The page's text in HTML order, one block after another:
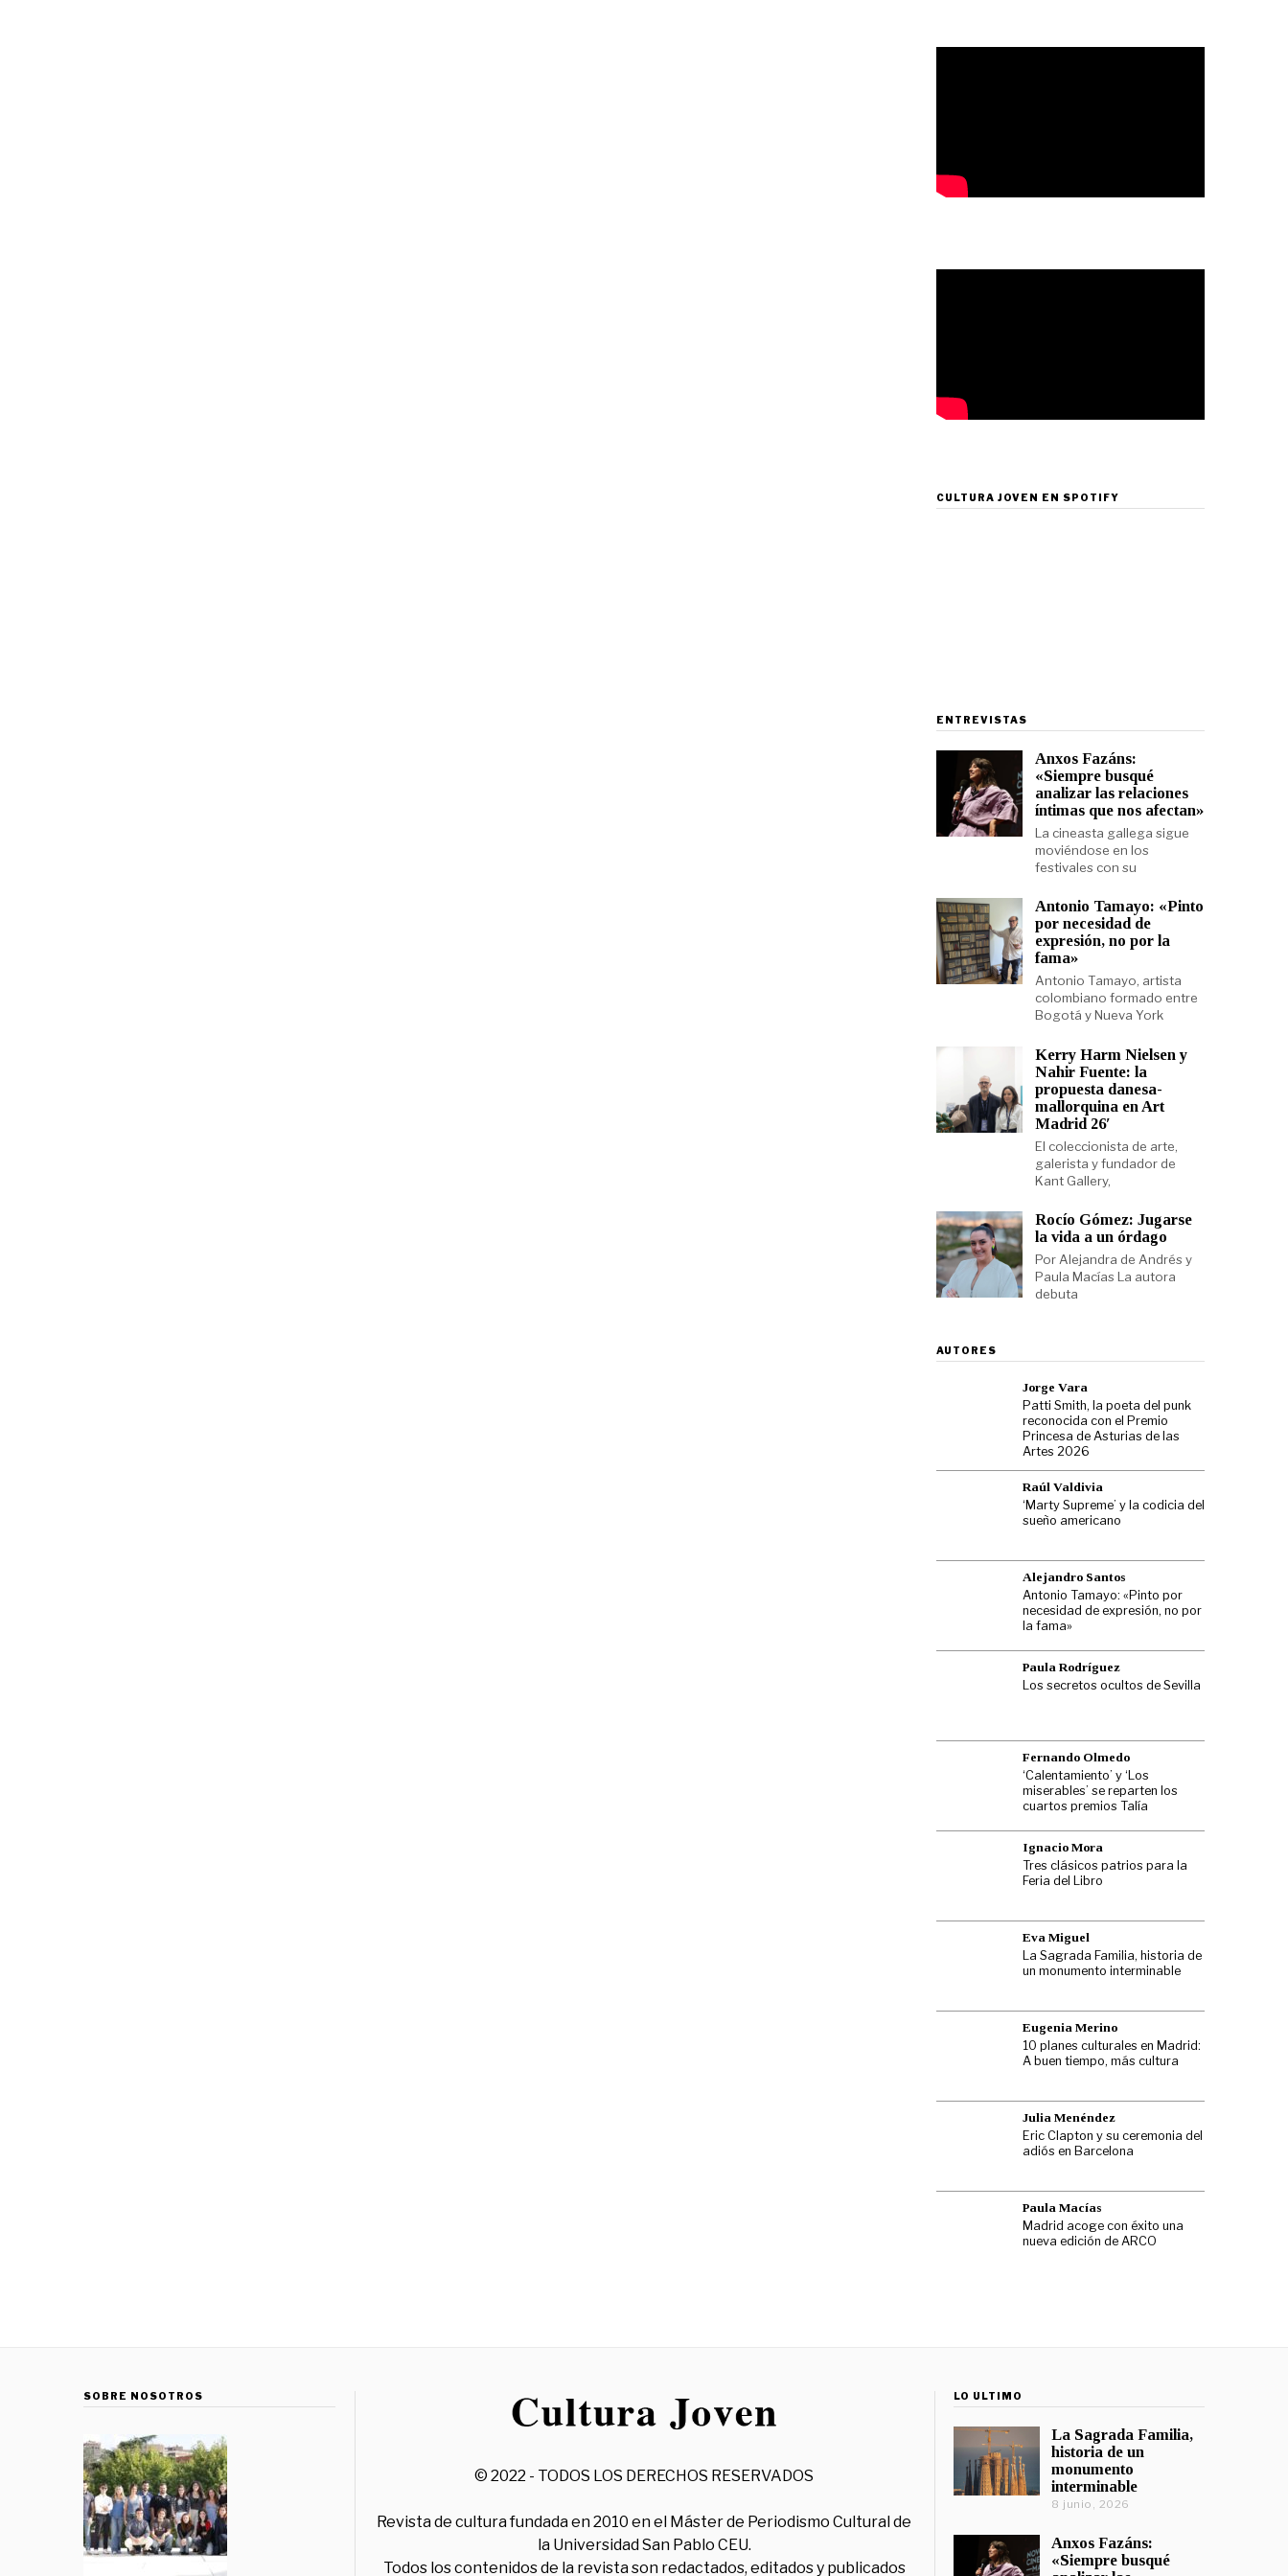
CULTURA JOVEN EN SPOTIFY
ENTREVISTAS
Anxos Fazáns:
«Siempre busqué
analizar las relaciones
íntimas que nos afectan»
La cineasta gallega sigue
moviéndose en los
festivales con su
Antonio Tamayo: «Pinto
por necesidad de
expresión, no por la
fama»
Antonio Tamayo, artista
colombiano formado entre
Bogotá y Nueva York
Kerry Harm Nielsen y
Nahir Fuente: la
propuesta danesa-
mallorquina en Art
Madrid 26′
El coleccionista de arte,
galerista y fundador de
Kant Gallery,
Rocío Gómez: Jugarse
la vida a un órdago
Por Alejandra de Andrés y
Paula Macías La autora
debuta
AUTORES
Jorge Vara
Patti Smith, la poeta del punk
reconocida con el Premio
Princesa de Asturias de las
Artes 2026
Raúl Valdivia
‘Marty Supreme’ y la codicia del
sueño americano
Alejandro Santos
Antonio Tamayo: «Pinto por
necesidad de expresión, no por
la fama»
Paula Rodríguez
Los secretos ocultos de Sevilla
Fernando Olmedo
‘Calentamiento’ y ‘Los
miserables’ se reparten los
cuartos premios Talía
Ignacio Mora
Tres clásicos patrios para la
Feria del Libro
Eva Miguel
La Sagrada Familia, historia de
un monumento interminable
Eugenia Merino
10 planes culturales en Madrid:
A buen tiempo, más cultura
Julia Menéndez
Eric Clapton y su ceremonia del
adiós en Barcelona
Paula Macías
Madrid acoge con éxito una
nueva edición de ARCO
SOBRE NOSOTROS
© 2022 - TODOS LOS DERECHOS RESERVADOS
Revista de cultura fundada en 2010 en el Máster de Periodismo Cultural de
la Universidad San Pablo CEU.
Todos los contenidos de la revista son redactados, editados y publicados
LO ÚLTIMO
La Sagrada Familia,
historia de un
monumento
interminable
8 junio, 2026
Anxos Fazáns:
«Siempre busqué